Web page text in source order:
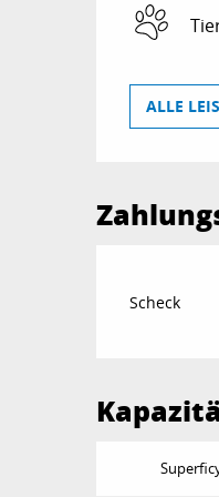
ALLE
Scheck